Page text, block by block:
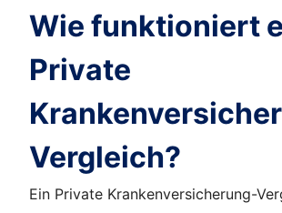
Wie funktioniert
Private
Vergleich?
Ein Private Krankenversicherung-